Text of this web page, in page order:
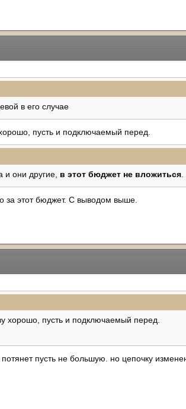
в его случае
пусть и подключаемый перед.
они другие, в этот бюджет не вложиться
за этот бюджет. С выводом выше.
хорошо, пусть и подключаемый перед.
пусть не большую. но цепочку